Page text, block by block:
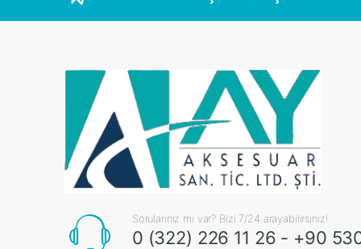
Sorularınız mı var? Bizi 7/24 arayabilirsiniz!
0 (322) 226 11 26 - +90